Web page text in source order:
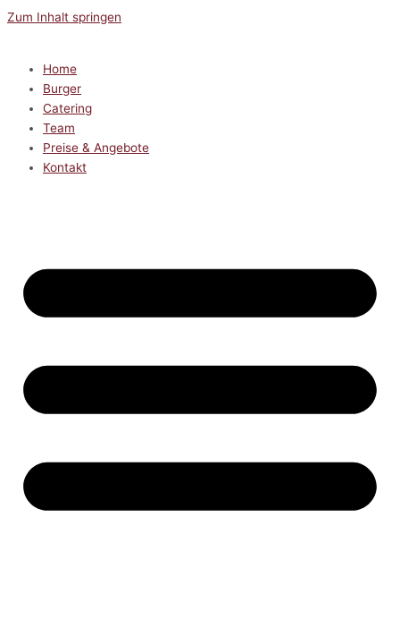
Zum Inhalt springen
Home
Burger
Catering
Team
Preise & Angebote
Kontakt